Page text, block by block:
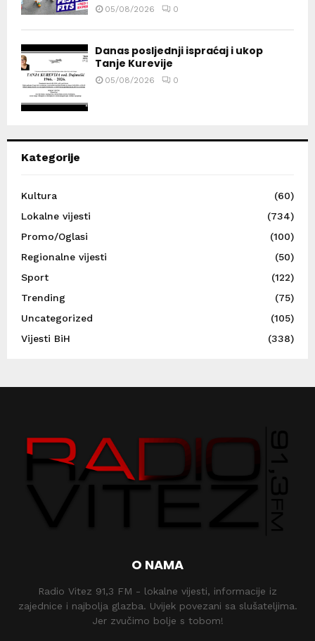
05/08/2026 0
Danas posljednji ispraćaj i ukop
Tanje Kurevije
05/08/2026 0
Kategorije
Kultura
(60)
Lokalne vijesti
(734)
Promo/Oglasi
(100)
Regionalne vijesti
(50)
Sport
(122)
Trending
(75)
Uncategorized
(105)
Vijesti BiH
(338)
O NAMA
Radio Vitez 91,3 FM - lokalne vijesti, informacije iz
zajednice i najbolja glazba. Uvijek povezani sa slušateljima.
Jer zvučimo bolje s tobom!